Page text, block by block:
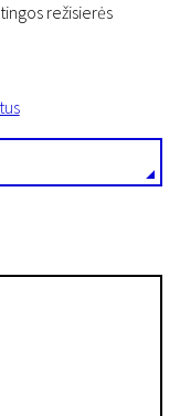
režisierės